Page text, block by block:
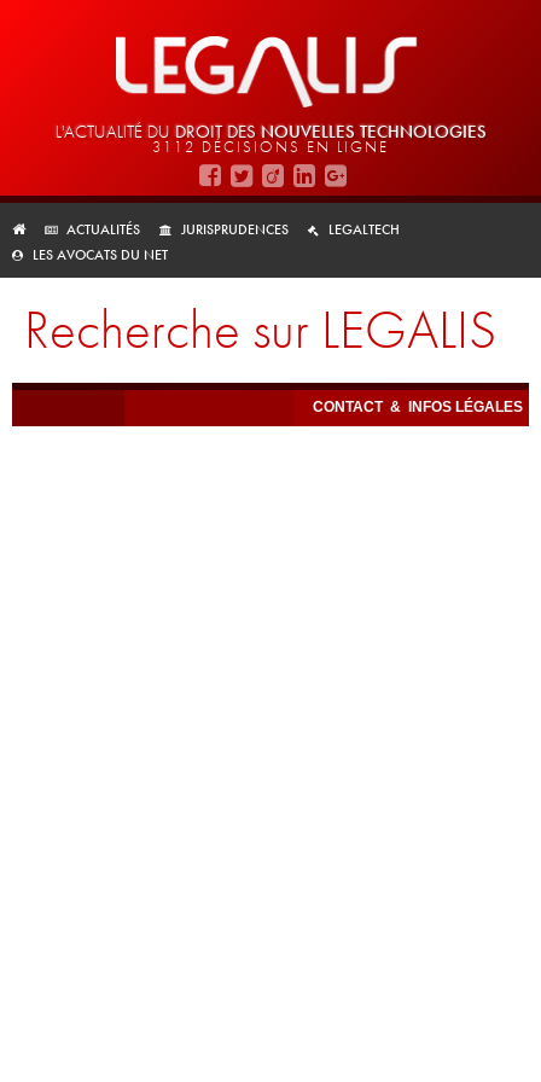
L'ACTUALITÉ DU DROIT DES NOUVELLES TECHNOLOGIES
3112 DÉCISIONS EN LIGNE
ACTUALITÉS JURISPRUDENCES
LEGALTECH
LES AVOCATS DU NET
Recherche sur LEGALIS
CONTACT & INFOS LÉGALES